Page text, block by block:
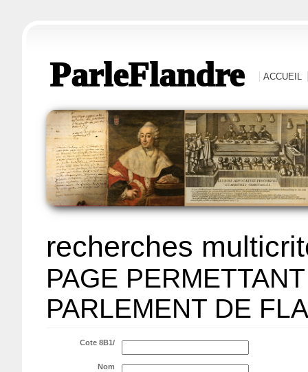
ParleFlandre ACCUEIL
recherches
PAGE
PARLEMENT DE
Cote 8B1/
Nom